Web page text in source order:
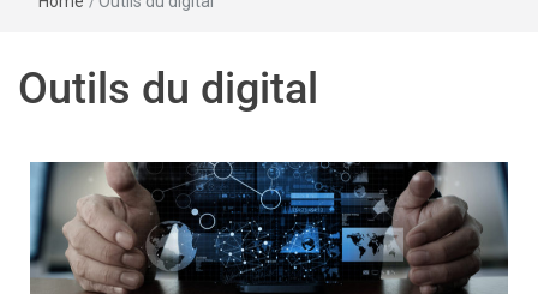
Outils du digital